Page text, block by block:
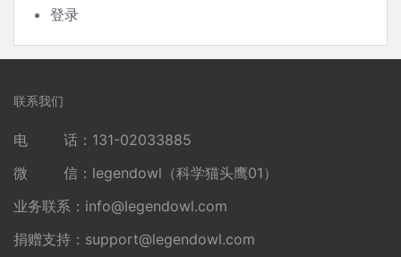
登录
联系我们
电 话：131-02033885
微 信：legendowl（科学猫头鹰01）
业务联系： info@legendowl.com
捐赠支持： support@legendowl.com